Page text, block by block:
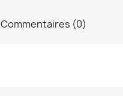
Commentaires (0)